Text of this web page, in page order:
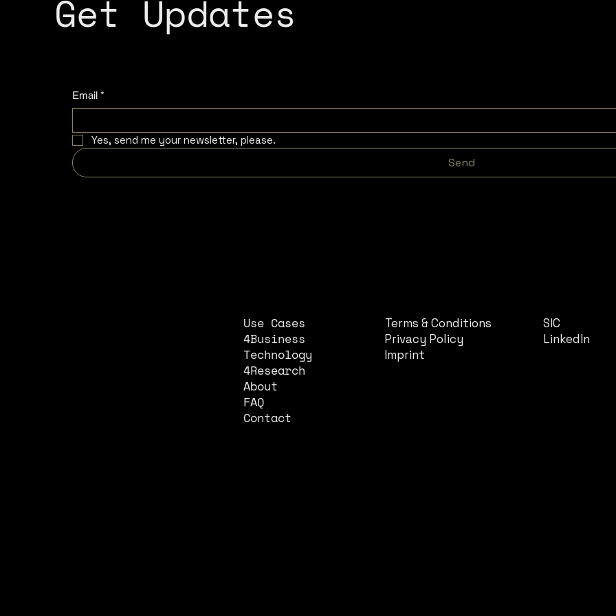
Get Updates
Email *
Yes, send me your newsletter, please.
Send
Use Cases
4Business
Technology
4Research
About
FAQ
Contact
Terms & Conditions
Privacy Policy
Imprint
SIC
LinkedIn